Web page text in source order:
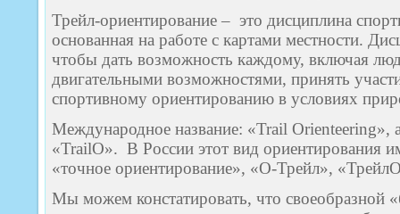
Трейл-ориентирование – это дисциплина
основанная на работе с картами местности.
чтобы дать возможность каждому, включая
двигательными возможностями, принять
спортивному ориентированию в условиях
Международное название: «Trail Orienteering»,
«TrailO». В России этот вид ориентирования
«точное ориентирование», «О-Трейл»,
Мы можем констатировать, что своеобразной